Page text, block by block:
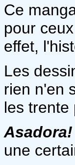
Ce
pour
effet,
Les
rien n'en
les trente
Asadora!
une